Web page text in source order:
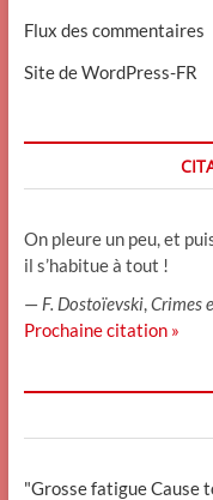
Flux des commentaires
Site de WordPress-FR
On pleure un peu, et
il s’habitue à tout !
— F. Dostoïevski,Crimes
Prochaine citation »
"Grosse fatigue Cause